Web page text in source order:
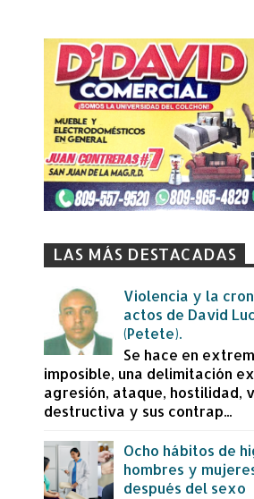
LAS MÁS DESTACADAS
Violencia y la
actos de David
(Petete).
Se hace en
imposible, una delimitación
agresión, ataque, hostilidad,
destructiva y sus contrap...
Ocho hábitos de
hombres y
después del sexo